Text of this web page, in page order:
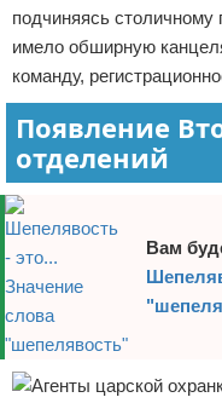
подчиняясь столичному
имело обширную
команду,
Появление
отделений
Вам